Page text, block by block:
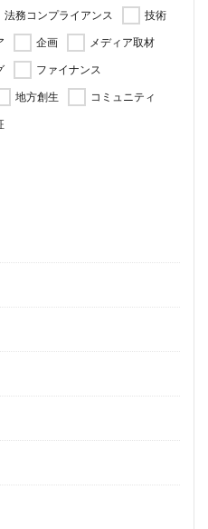
法務コンプライアンス
技術
企画
メディア取材
ファイナンス
地方創生
コミュニティ